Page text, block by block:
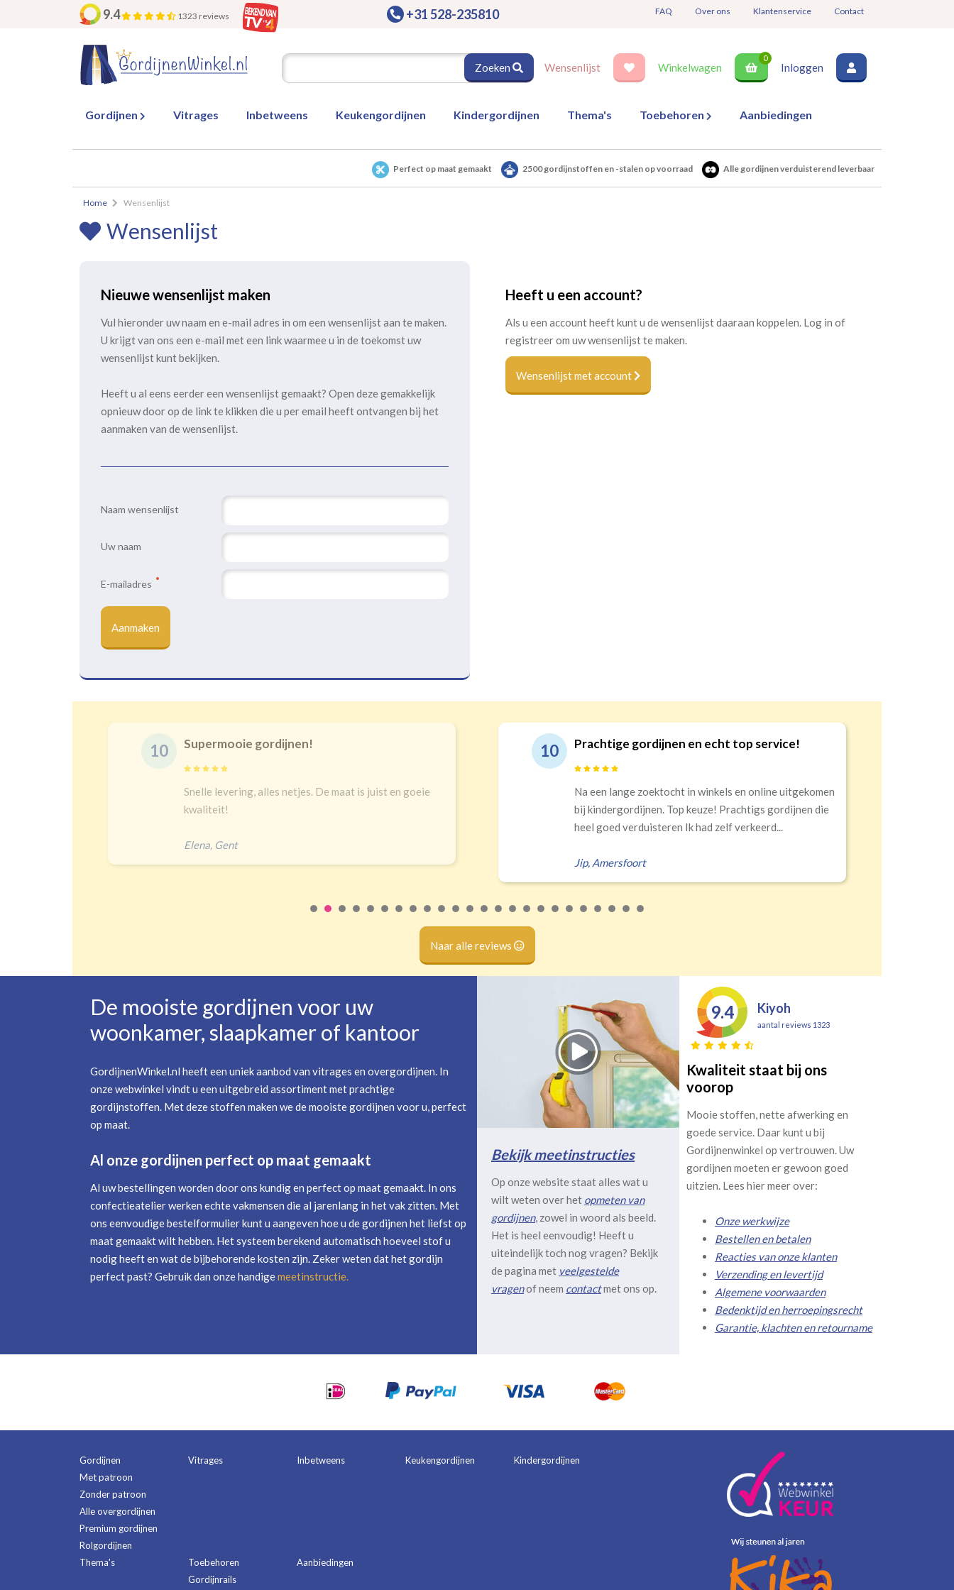
9.4 1323 reviews +31 528-235810 FAQ Over ons Klantenservice Contact
Zoeken Wensenlijst Winkelwagen
0
Inloggen
Gordijnen Vitrages Inbetweens Keukengordijnen Kindergordijnen Thema's Toebehoren Aanbiedingen
Perfect op maat gemaakt 2500 gordijnstoffen en -stalen op voorraad Alle gordijnen verduisterend leverbaar
Home Wensenlijst
Wensenlijst
Nieuwe wensenlijst maken
Vul hieronder uw naam en e-mail adres in om een wensenlijst aan te maken.
U krijgt van ons een e-mail met een link waarmee u in de toekomst uw
wensenlijst kunt bekijken.
Heeft u al eens eerder een wensenlijst gemaakt? Open deze gemakkelijk
opnieuw door op de link te klikken die u per email heeft ontvangen bij het
aanmaken van de wensenlijst.
Naam wensenlijst
Uw naam
E-mailadres
Aanmaken
Heeft u een account?
Als u een account heeft kunt u de wensenlijst daaraan koppelen. Log in of
registreer om uw wensenlijst te maken.
Wensenlijst met account
10 Supermooie gordijnen!
Snelle levering, alles netjes. De maat is juist en goeie
kwaliteit!
Elena, Gent
10 Prachtige gordijnen en echt top service!
Na een lange zoektocht in winkels en online uitgekomen
bij kindergordijnen. Top keuze! Prachtigs gordijnen die
heel goed verduisteren Ik had zelf verkeerd...
Jip, Amersfoort
Naar alle reviews
De mooiste gordijnen voor uw
woonkamer, slaapkamer of kantoor
GordijnenWinkel.nl heeft een uniek aanbod van vitrages en overgordijnen. In
onze webwinkel vindt u een uitgebreid assortiment met prachtige
gordijnstoffen. Met deze stoffen maken we de mooiste gordijnen voor u, perfect
op maat.
Al onze gordijnen perfect op maat gemaakt
Al uw bestellingen worden door ons kundig en perfect op maat gemaakt. In ons
confectieatelier werken echte vakmensen die al jarenlang in het vak zitten. Met
ons eenvoudige bestelformulier kunt u aangeven hoe u de gordijnen het liefst op
maat gemaakt wilt hebben. Het systeem berekend automatisch hoeveel stof u
nodig heeft en wat de bijbehorende kosten zijn. Zeker weten dat het gordijn
perfect past? Gebruik dan onze handigemeetinstructie.
Bekijk meetinstructies
Op onze website staat alles wat u
wilt weten over het opmeten van
gordijnen, zowel in woord als beeld.
Het is heel eenvoudig! Heeft u
uiteindelijk toch nog vragen? Bekijk
de pagina met veelgestelde
vragenof neem contactmet ons op.
9.4 Kiyoh
aantal reviews 1323
Kwaliteit staat bij ons
voorop
Mooie stoffen, nette afwerking en
goede service. Daar kunt u bij
Gordijnenwinkel op vertrouwen. Uw
gordijnen moeten er gewoon goed
uitzien. Lees hier meer over:
Onze werkwijze
Bestellen en betalen
Reacties van onze klanten
Verzending en levertijd
Algemene voorwaarden
Bedenktijd en herroepingsrecht
Garantie, klachten en retourname
Gordijnen
Met patroon
Zonder patroon
Alle overgordijnen
Premium gordijnen
Rolgordijnen
Vitrages Inbetweens Keukengordijnen Kindergordijnen
Thema's
Toebehoren
Gordijnrails
Aanbiedingen